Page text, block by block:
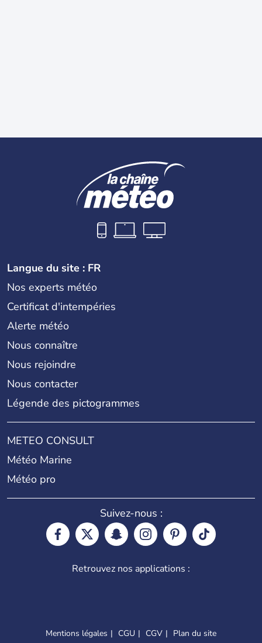
Langue du site : FR
Nos experts météo
Certificat d'intempéries
Alerte météo
Nous connaître
Nous rejoindre
Nous contacter
Légende des pictogrammes
METEO CONSULT
Météo Marine
Météo pro
Suivez-nous :
Retrouvez nos applications :
Mentions légales CGU CGV Plan du site